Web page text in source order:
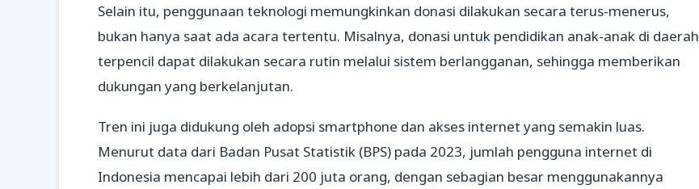
Selain itu, penggunaan teknologi memungkinkan donasi dilakukan secara terus-menerus,
bukan hanya saat ada acara tertentu. Misalnya, donasi untuk pendidikan anak-anak di daerah
terpencil dapat dilakukan secara rutin melalui sistem berlangganan, sehingga memberikan
dukungan yang berkelanjutan.
Tren ini juga didukung oleh adopsi smartphone dan akses internet yang semakin luas.
Menurut data dari Badan Pusat Statistik (BPS) pada 2023, jumlah pengguna internet di
Indonesia mencapai lebih dari 200 juta orang, dengan sebagian besar menggunakannya